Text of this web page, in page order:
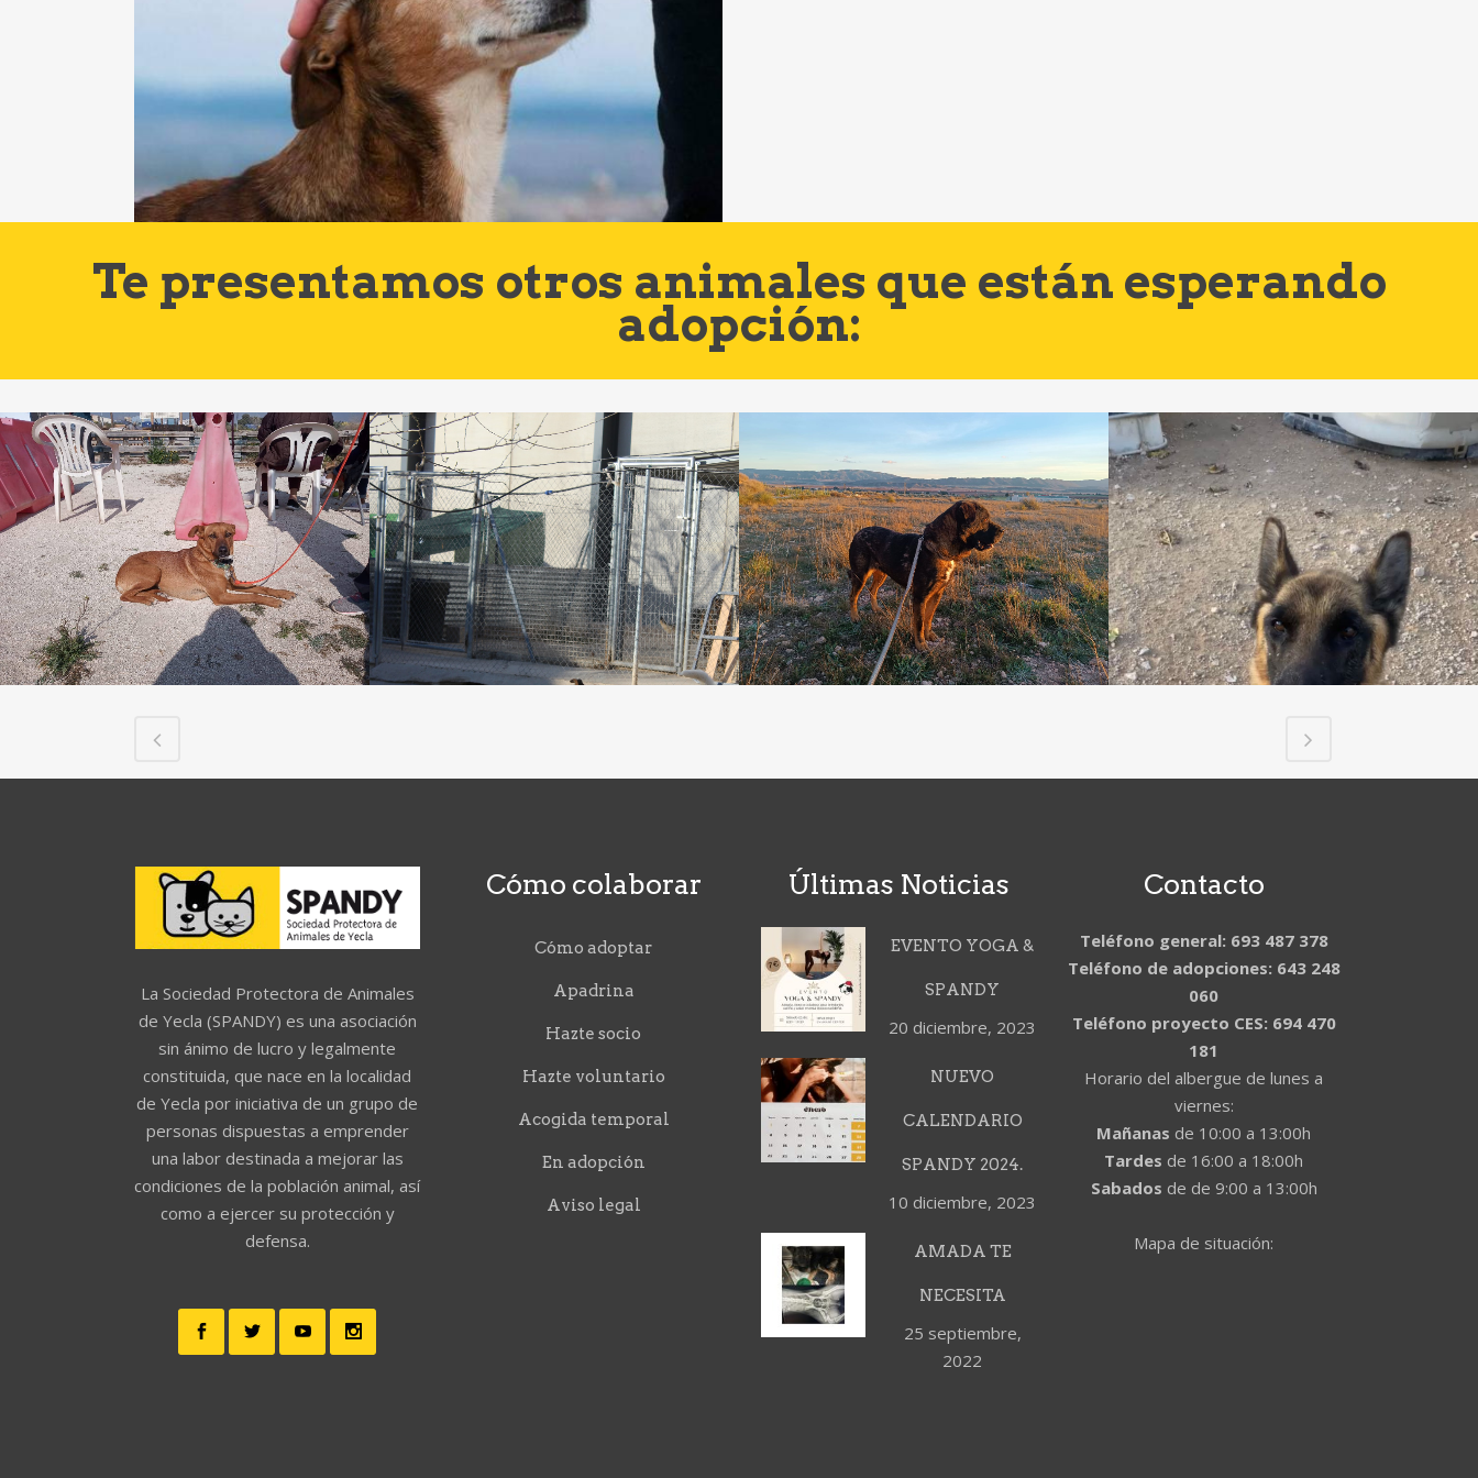
Te presentamos otros animales que están esperando
adopción:
La Sociedad Protectora de Animales
de Yecla (SPANDY) es una asociación
sin ánimo de lucro y legalmente
constituida, que nace en la localidad
de Yecla por iniciativa de un grupo de
personas dispuestas a emprender
una labor destinada a mejorar las
condiciones de la población animal, así
como a ejercer su protección y
defensa.
Cómo colaborar
Cómo adoptar
Apadrina
Hazte socio
Hazte voluntario
Acogida temporal
En adopción
Aviso legal
Últimas Noticias
EVENTO YOGA &
SPANDY
20 diciembre, 2023
NUEVO
CALENDARIO
SPANDY 2024.
10 diciembre, 2023
AMADA TE
NECESITA
25 septiembre,
2022
Contacto
Teléfono general: 693 487 378
Teléfono de adopciones: 643 248
060
Teléfono proyecto CES: 694 470
181
Horario del albergue de lunes a
viernes:
Mañanas de 10:00 a 13:00h
Tardes de 16:00 a 18:00h
Sabados de de 9:00 a 13:00h
Mapa de situación: